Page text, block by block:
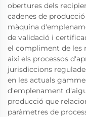
obertures dels
cadenes de
màquina
de validació i
el compliment de les
així els processos
jurisdiccions
en les actuals
d'emplenament
producció que
paràmetres de